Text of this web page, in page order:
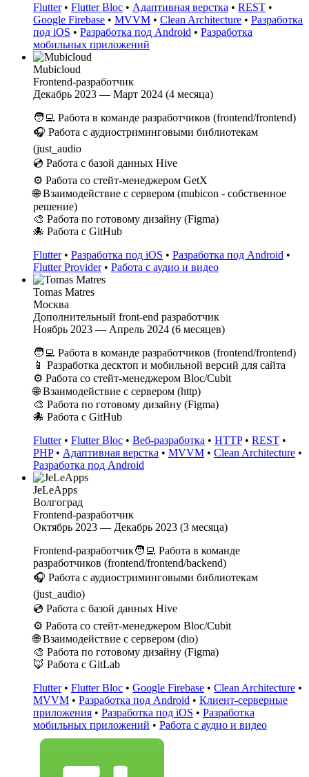
Flutter• Flutter Bloc • Адаптивная верстка • REST •
Google Firebase • MVVM • Clean Architecture • Разработка
под iOS • Разработка под Android • Разработка
мобильных приложений
Mubicloud
Frontend-разработчик
Декабрь 2023 — Март 2024 (4 месяца)
🧑‍💻 Работа в команде разработчиков (frontend/frontend)
🎧 Работа с аудиостриминговыми библиотекам
(just_audio
💿 Работа с базой данных Hive
⚙️ Работа со стейт-менеджером GetX
🌐 Взаимодействие с сервером (mubicon - собственное
решение)
🎨 Работа по готовому дизайну (Figma)
🐙 Работа с GitHub
Flutter• Разработка под iOS • Разработка под Android •
Flutter Provider• Работа с аудио и видео
Tomas Matres
Москва
Дополнительный front-end разработчик
Ноябрь 2023 — Апрель 2024 (6 месяцев)
🧑‍💻 Работа в команде разработчиков (frontend/frontend)
📱 Разработка десктоп и мобильной версий для сайта
⚙️ Работа со стейт-менеджером Bloc/Cubit
🌐 Взаимодействие с сервером (http)
🎨 Работа по готовому дизайну (Figma)
🐙 Работа с GitHub
Flutter• Flutter Bloc • Веб-разработка • HTTP• REST •
PHP• Адаптивная верстка • MVVM • Clean Architecture •
Разработка под Android
JeLeApps
Волгоград
Frontend-разработчик
Октябрь 2023 — Декабрь 2023 (3 месяца)
Frontend-разработчик🧑‍💻 Работа в команде
разработчиков (frontend/frontend/backend)
🎧 Работа с аудиостриминговыми библиотекам
(just_audio)
💿 Работа с базой данных Hive
⚙️ Работа со стейт-менеджером Bloc/Cubit
🌐 Взаимодействие с сервером (dio)
🎨 Работа по готовому дизайну (Figma)
🦊 Работа с GitLab
Flutter• Flutter Bloc • Google Firebase • Clean Architecture •
MVVM • Разработка под Android • Клиент-серверные
приложения • Разработка под iOS • Разработка
мобильных приложений • Работа с аудио и видео